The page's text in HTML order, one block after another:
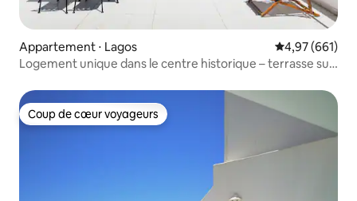
Appartement ⋅ Lagos Évaluation
4,97 (661)
Logement unique dans le centre historique – terrasse sur
Coup de cœur voyageurs
Coup de cœur voyageurs